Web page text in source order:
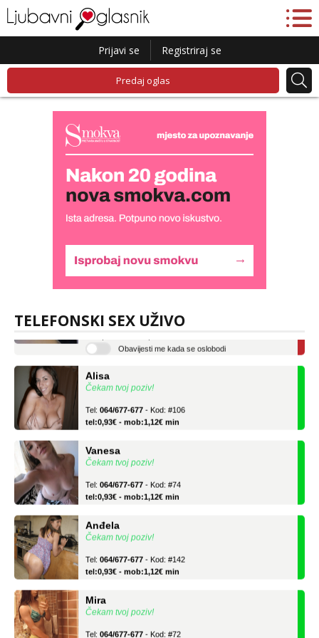
Prijavi se Registriraj se
Predaj oglas
TELEFONSKI SEX UŽIVO
Tel:064/677-677 - Kod: #119
tel:0,93€ - mob:1,12€ min
Obavijesti me kada se oslobodi
Čekam tvoj poziv!
tel:0,93€ - mob:1,12€ min
Čekam tvoj poziv!
tel:0,93€ - mob:1,12€ min
Čekam tvoj poziv!
tel:0,93€ - mob:1,12€ min
Čekam tvoj poziv!